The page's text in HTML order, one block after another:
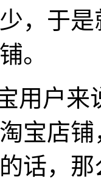
，于
。
用户来
宝店
话，